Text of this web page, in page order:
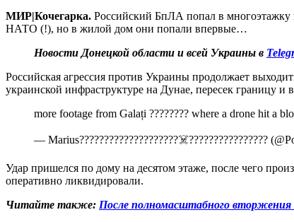
МИР|Кочегарка. Российский БпЛА попал в многоэтажку
НАТО (!), но в жилой дом они попали впервые…
Новости Донецкой области и всей Украины в
Российская агрессия против Украины продолжает
украинской инфраструктуре на Дунае, пересек границу
more footage from Galați ???????? where a drone hit a
— Marius????????????????????‍☠️????????????????
Удар пришелся по дому на десятом этаже, после чего
оперативно ликвидировали.
Читайте также: После полномасштабного вторжения